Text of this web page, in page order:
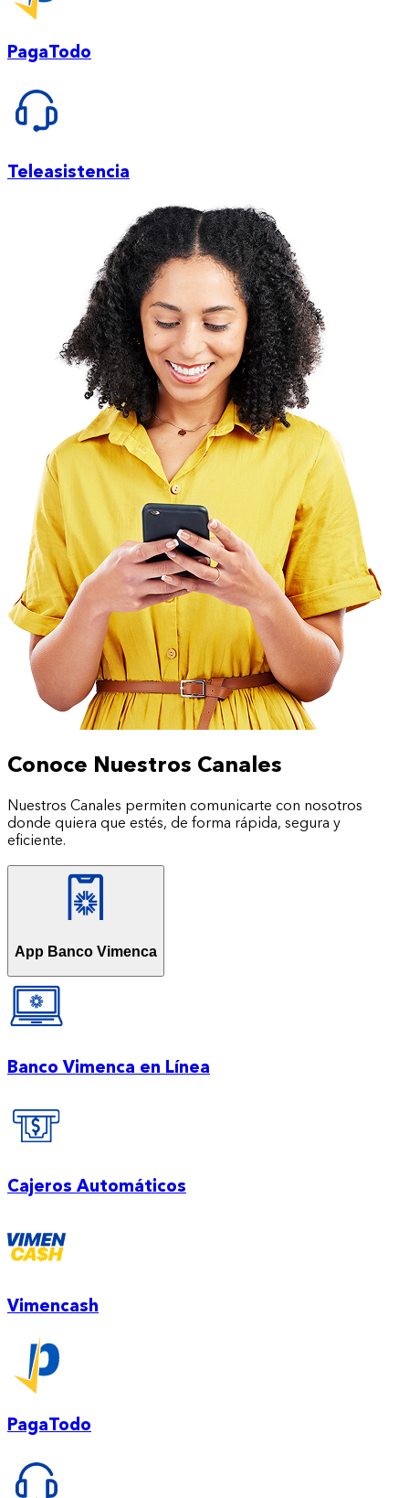
PagaTodo
Teleasistencia
Conoce Nuestros Canales
Nuestros Canales permiten comunicarte con nosotros
donde quiera que estés, de forma rápida, segura y
eficiente.
App Banco Vimenca
Banco Vimenca en Línea
Cajeros Automáticos
Vimencash
PagaTodo